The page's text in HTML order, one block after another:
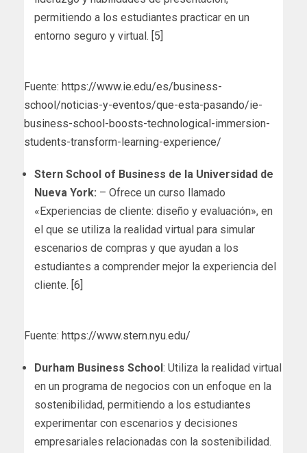
permitiendo a los estudiantes practicar en un
entorno seguro y virtual. [5]
Fuente: https://www.ie.edu/es/business-
school/noticias-y-eventos/que-esta-pasando/ie-
business-school-boosts-technological-immersion-
students-transform-learning-experience/
Stern School of Business de la Universidad de
Nueva York: – Ofrece un curso llamado
«Experiencias de cliente: diseño y evaluación», en
el que se utiliza la realidad virtual para simular
escenarios de compras y que ayudan a los
estudiantes a comprender mejor la experiencia del
cliente. [6]
Fuente: https://www.stern.nyu.edu/
Durham Business School : Utiliza la realidad virtual
en un programa de negocios con un enfoque en la
sostenibilidad, permitiendo a los estudiantes
experimentar con escenarios y decisiones
empresariales relacionadas con la sostenibilidad.